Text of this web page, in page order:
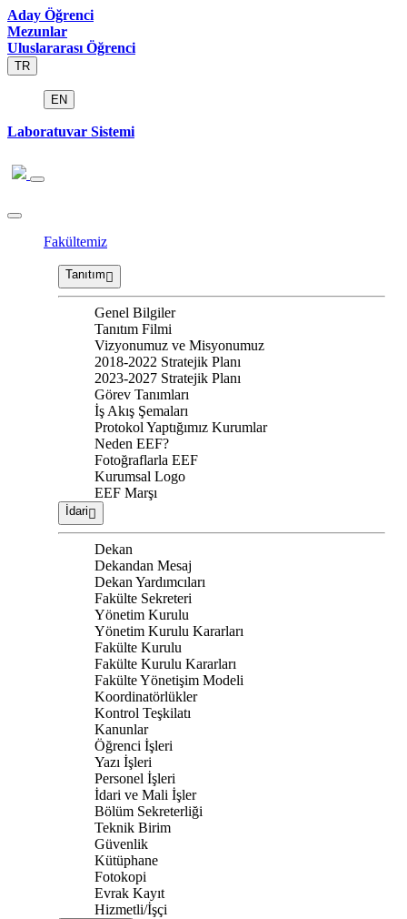
Aday Öğrenci
Mezunlar
Uluslararası Öğrenci
TR
EN
Laboratuvar Sistemi
Fakültemiz
Tanıtım
Genel Bilgiler
Tanıtım Filmi
Vizyonumuz ve Misyonumuz
2018-2022 Stratejik Planı
2023-2027 Stratejik Planı
Görev Tanımları
İş Akış Şemaları
Protokol Yaptığımız Kurumlar
Neden EEF?
Fotoğraflarla EEF
Kurumsal Logo
EEF Marşı
İdari
Dekan
Dekandan Mesaj
Dekan Yardımcıları
Fakülte Sekreteri
Yönetim Kurulu
Yönetim Kurulu Kararları
Fakülte Kurulu
Fakülte Kurulu Kararları
Fakülte Yönetişim Modeli
Koordinatörlükler
Kontrol Teşkilatı
Kanunlar
Öğrenci İşleri
Yazı İşleri
Personel İşleri
İdari ve Mali İşler
Bölüm Sekreterliği
Teknik Birim
Güvenlik
Kütüphane
Fotokopi
Evrak Kayıt
Hizmetli/İşçi